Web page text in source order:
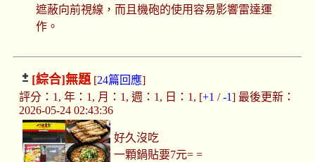
遮蔽向前視線，而且機砲的使用容易影響雷達運
作。
[綜合]無題[24篇回應]
評分：1, 年：1, 月：1, 週：1, 日：1, [+1 /-1] 最後更新：
2026-05-24 02:43:36
好久沒吃
一顆鍋貼要7元= =